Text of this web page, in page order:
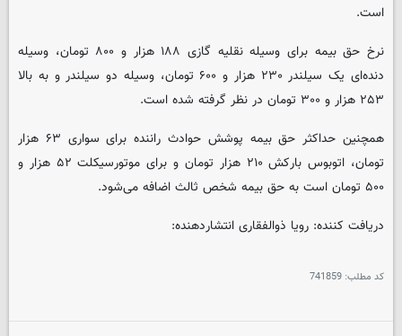
است.
نرخ حق بیمه برای وسیله نقلیه گازی ۱۸۸ هزار و ۸۰۰ تومان، وسیله
دنده‌ای یک سیلندر ۲۳۰ هزار و ۶۰۰ تومان، وسیله دو سیلندر و به بالا
۲۵۳ هزار و ۳۰۰ تومان در نظر گرفته شده است.
همچنین حداکثر حق بیمه پوشش حوادث راننده برای سواری ۶۳ هزار
تومان، اتوبوس بارکش ۲۱۰ هزار تومان و برای موتورسیکلت ۵۲ هزار و
۵۰۰ تومان است به حق بیمه شخص ثالث اضافه می‌شود.
دریافت کننده: رویا ذوالفقاری انتشاردهنده:
کد مطلب: 741859